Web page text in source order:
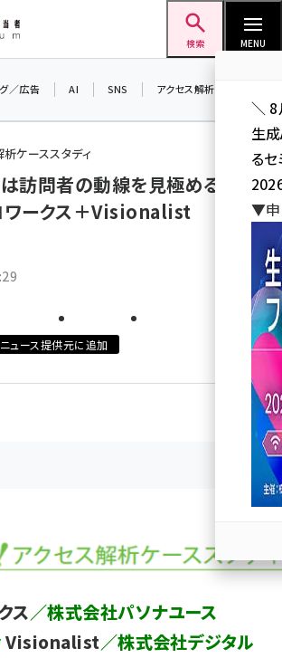
検索 MENU
／広告 AI SNS アクセス解析／データ分析
ケーススタディ
訪問者の動線を見極めるため
ワークス＋Visionalist
ュース提供元に追加
ス／株式会社パソナユース
Visionalist／株式会社デジタル
＼ 8
生
る
▼申